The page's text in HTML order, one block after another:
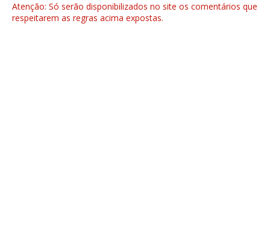
Atenção: Só serão disponibilizados no site os comentários que
respeitarem as regras acima expostas.